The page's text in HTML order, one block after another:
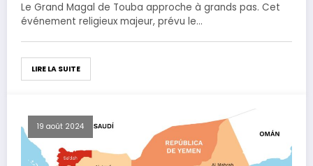
Le Grand Magal de Touba approche à grands pas. Cet
événement religieux majeur, prévu le…
LIRE LA SUITE
19 août 2024